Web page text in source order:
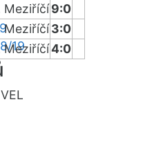
19
Meziříčí9:0
Meziříčí3:0
Meziříčí4:0